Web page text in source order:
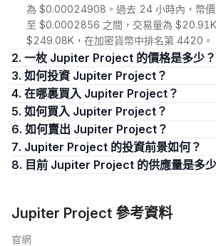
為 $0.00024908。過去 24 小時內，幣
至 $0.0002856 之間，交易量為
$249.08K，在加密貨幣中排名第 4420。
2. 一枚 Jupiter Project 的價格是多少？
3. 如何投資 Jupiter Project？
4. 在哪裏買入 Jupiter Project？
5. 如何買入 Jupiter Project？
6. 如何賣出 Jupiter Project？
7. Jupiter Project 的投資前景如何？
8. 目前 Jupiter Project 的供應量是多
Jupiter Project 參考資料
官網